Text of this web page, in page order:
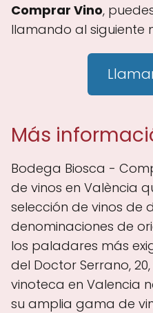
Comprar Vino,
llamando al siguiente
Más
Bodega Biosca -
de vinos en València
selección de vinos de
denominaciones de
los paladares más
del Doctor Serrano,
vinoteca en Valencia
su amplia gama de